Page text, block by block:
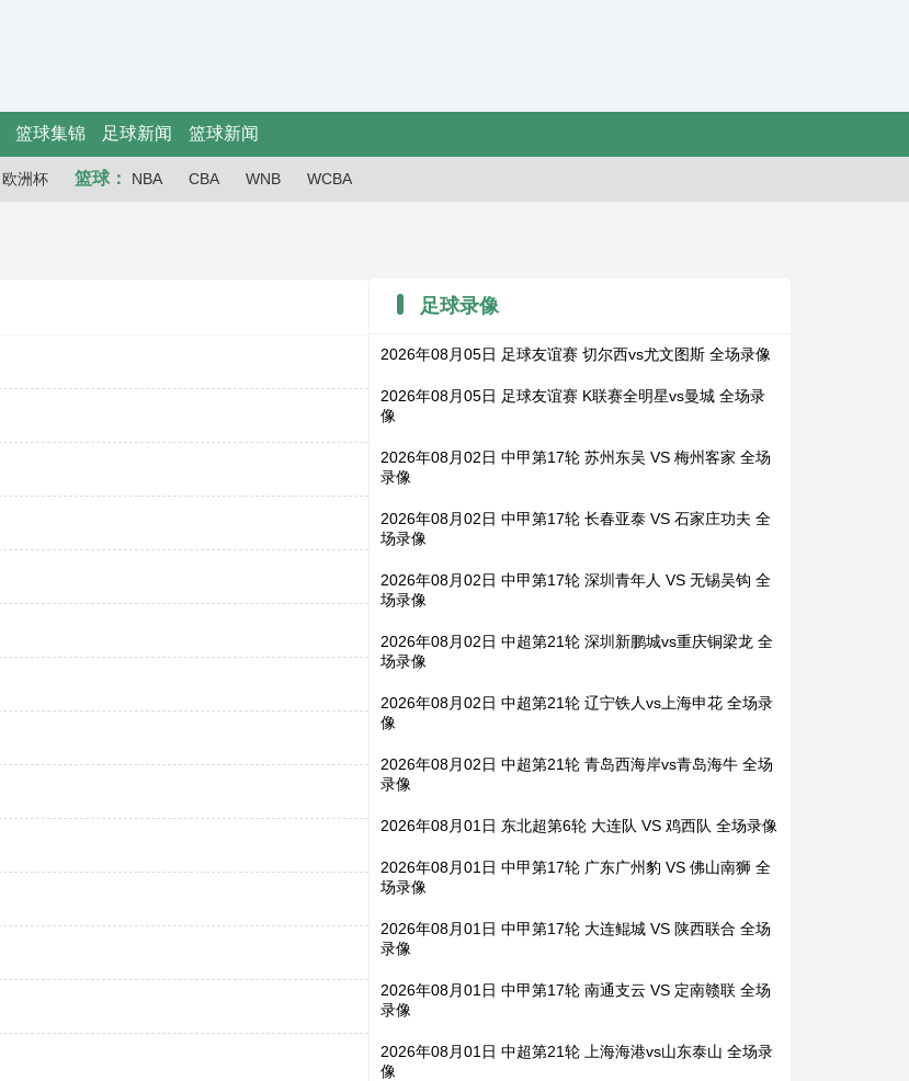
篮球集锦 足球新闻 篮球新闻
欧洲杯 篮球： NBA CBA WNB WCBA
足球录像
2026年08月05日 足球友谊赛 切尔西vs尤文图斯 全场录像
2026年08月05日 足球友谊赛 K联赛全明星vs曼城 全场录
像
2026年08月02日 中甲第17轮 苏州东吴 VS 梅州客家 全场
录像
2026年08月02日 中甲第17轮 长春亚泰 VS 石家庄功夫 全
场录像
2026年08月02日 中甲第17轮 深圳青年人 VS 无锡吴钩 全
场录像
2026年08月02日 中超第21轮 深圳新鹏城vs重庆铜梁龙 全
场录像
2026年08月02日 中超第21轮 辽宁铁人vs上海申花 全场录
像
2026年08月02日 中超第21轮 青岛西海岸vs青岛海牛 全场
录像
2026年08月01日 东北超第6轮 大连队 VS 鸡西队 全场录像
2026年08月01日 中甲第17轮 广东广州豹 VS 佛山南狮 全
场录像
2026年08月01日 中甲第17轮 大连鲲城 VS 陕西联合 全场
录像
2026年08月01日 中甲第17轮 南通支云 VS 定南赣联 全场
录像
2026年08月01日 中超第21轮 上海海港vs山东泰山 全场录
像